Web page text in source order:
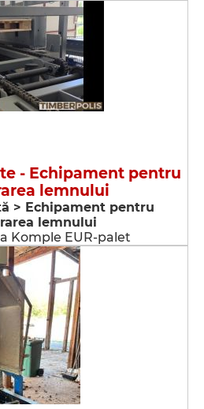
- Echipament pentru
lemnului
> Echipament pentru
lemnului
Komple EUR-palet